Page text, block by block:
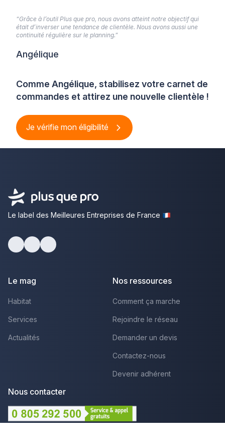
Comme Angélique, stabilisez votre carnet de
commandes et attirez une nouvelle clientèle !
Je vérifie mon éligibilité
“Grâce à l’outil Plus que pro, nous avons atteint notre objectif qui
était d’inverser une tendance de clientèle. Nous avons aussi une
continuité régulière sur le planning.”
Angélique
Le label des Meilleures Entreprises de France
Le mag
Habitat
Services
Actualités
Nos ressources
Comment ça marche
Rejoindre le réseau
Demander un devis
Contactez-nous
Devenir adhérent
Nous contacter